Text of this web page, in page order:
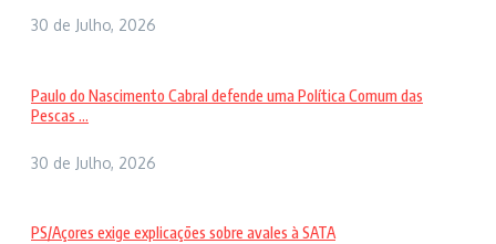
30 de Julho, 2026
Paulo do Nascimento Cabral defende uma Política Comum das
Pescas ...
30 de Julho, 2026
PS/Açores exige explicações sobre avales à SATA